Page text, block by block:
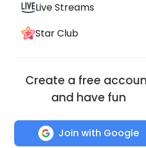
Live Streams
Star Club
Create a free
and have fun
Join with Google